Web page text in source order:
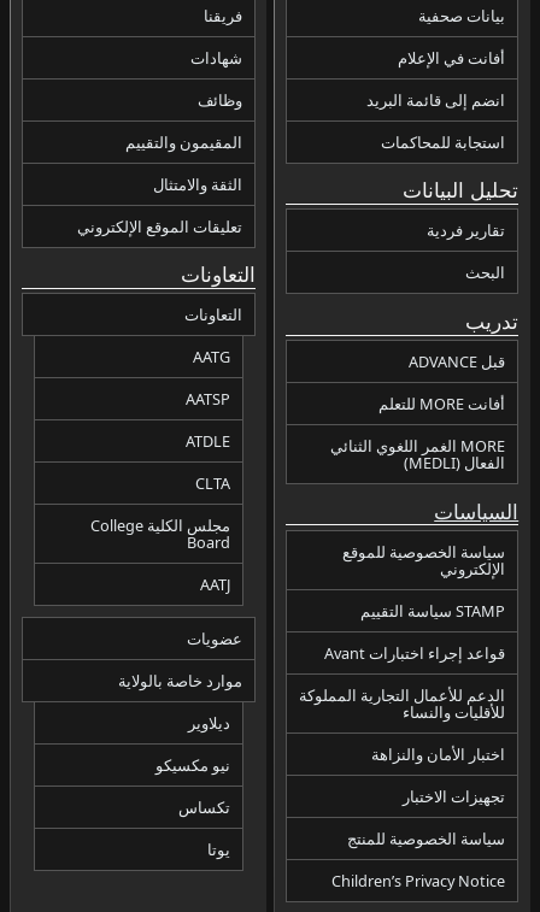
بيانات صحفية
أفانت في الإعلام
انضم إلى قائمة البريد
استجابة للمحاكمات
تحليل البيانات
تقارير فردية
البحث
تدريب
قبل ADVANCE
أفانت MORE للتعلم
MORE الغمر اللغوي الثنائي
الفعال (MEDLI)
السياسات
سياسة الخصوصية للموقع
الإلكتروني
STAMP سياسة التقييم
قواعد إجراء اختبارات Avant
الدعم للأعمال التجارية المملوكة
للأقليات والنساء
اختبار الأمان والنزاهة
تجهيزات الاختبار
سياسة الخصوصية للمنتج
Children’s Privacy Notice
فريقنا
شهادات
وظائف
المقيمون والتقييم
الثقة والامتثال
تعليقات الموقع الإلكتروني
التعاونات
التعاونات
AATG
AATSP
ATDLE
CLTA
مجلس الكلية College
Board
AATJ
عضويات
موارد خاصة بالولاية
ديلاوير
نيو مكسيكو
تكساس
يوتا